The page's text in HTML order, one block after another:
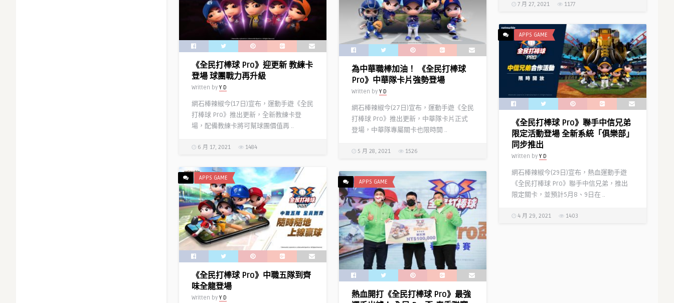
7 月 27, 2021 1177
《全民打棒球 Pro》迎更新 教練卡
登場 球團戰力再升級
Written by Y D
網石棒辣椒今(17日)宣布，運動手遊《全民
打棒球 Pro》推出更新，全新教練卡登
場，配備教練卡將可幫球團價值再 ..
6 月 17, 2021 1484
為中華職棒加油！ 《全民打棒球
Pro》中華隊卡片強勢登場
Written by Y D
網石棒辣椒今(27日)宣布，運動手遊《全民
打棒球 Pro》推出更新，中華隊卡片正式
登場，中華隊專屬關卡也限時開 ..
5 月 28, 2021 1526
APPS GAME
《全民打棒球 Pro》聯手中信兄弟
限定活動登場 全新系統「俱樂部」
同步推出
Written by Y D
網石棒辣椒今(29日)宣布，熱血運動手遊
《全民打棒球 Pro》聯手中信兄弟，推出
限定關卡，並預計5月8、9日在 ..
4 月 29, 2021 1403
APPS GAME
《全民打棒球 Pro》中職五隊到齊
味全龍登場
Written by Y D
APPS GAME
熱血開打《全民打棒球 Pro》最強